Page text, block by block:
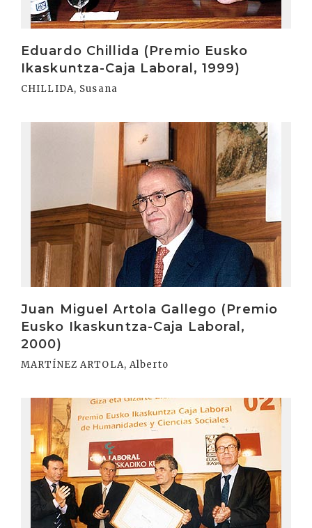
Eduardo Chillida (Premio Eusko
Ikaskuntza-Caja Laboral, 1999)
CHILLIDA, Susana
Juan Miguel Artola Gallego (Premio
Eusko Ikaskuntza-Caja Laboral,
2000)
MARTÍNEZ ARTOLA, Alberto
Irakurri